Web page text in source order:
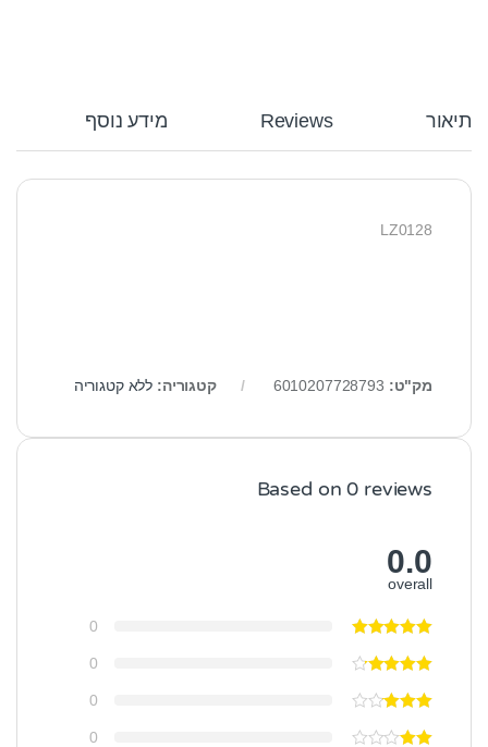
תיאור Reviews מידע נוסף
LZ0128
מק"ט: 6010207728793 קטגוריה: ללא קטגוריה
Based on 0 reviews
0.0
overall
0
0
0
0